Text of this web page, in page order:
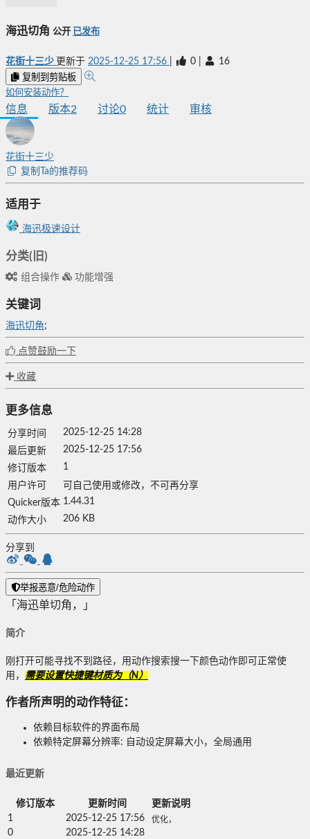
海迅切角 公开 已发布
花街十三少 更新于 2025-12-25 17:56 0 16
复制到剪贴板
如何安装动作？
信息 版本2 讨论0 统计 审核
花街十三少
复制Ta的推荐码
适用于
海迅极速设计
分类(旧)
组合操作 功能增强
关键词
海迅切角;
点赞鼓励一下
收藏
更多信息
分享时间
2025-12-25 14:28
最后更新
2025-12-25 17:56
修订版本
1
用户许可
可自己使用或修改，不可再分享
Quicker版本 1.44.31
动作大小
206 KB
分享到
举报恶意/危险动作
「海迅单切角，」
简介
刚打开可能寻找不到路径，用动作搜索搜一下颜色动作即可正常使
用，
需要设置快捷键材质为（N）
作者所声明的动作特征：
依赖目标软件的界面布局
依赖特定屏幕分辨率: 自动设定屏幕大小，全局通用
最近更新
修订版本 更新时间
更新说明
1
2025-12-25 17:56 优化，
0
2025-12-25 14:28